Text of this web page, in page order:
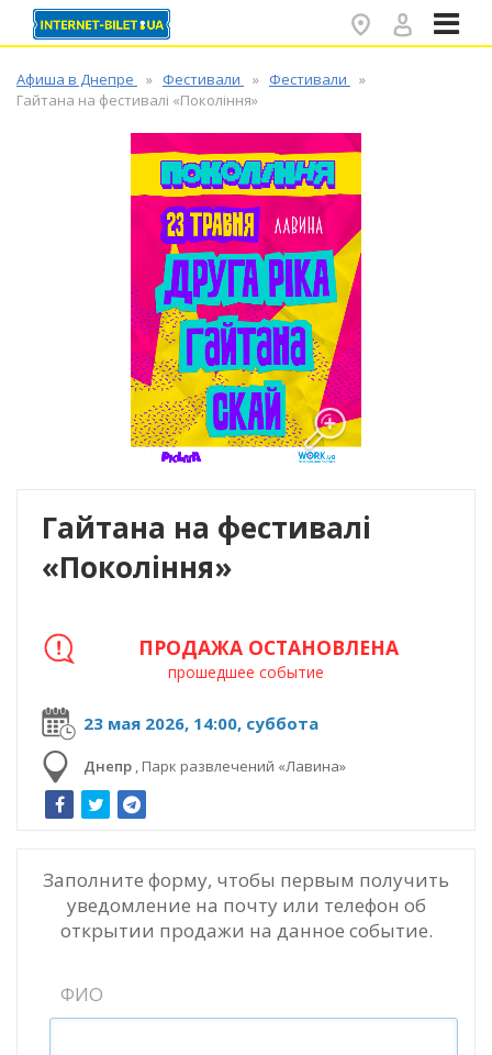
Афиша в Днепре Фестивали
Фестивали
Гайтана на фестивалі «Покоління»
Гайтана на фестивалі
«Покоління»
23 мая 2026, 14:00, суббота
Днепр , Парк развлечений «Лавина»
ПРОДАЖА ОСТАНОВЛЕНА
прошедшее событие
Заполните форму, чтобы первым получить
уведомление на почту или телефон об
открытии продажи на данное событие.
ФИО